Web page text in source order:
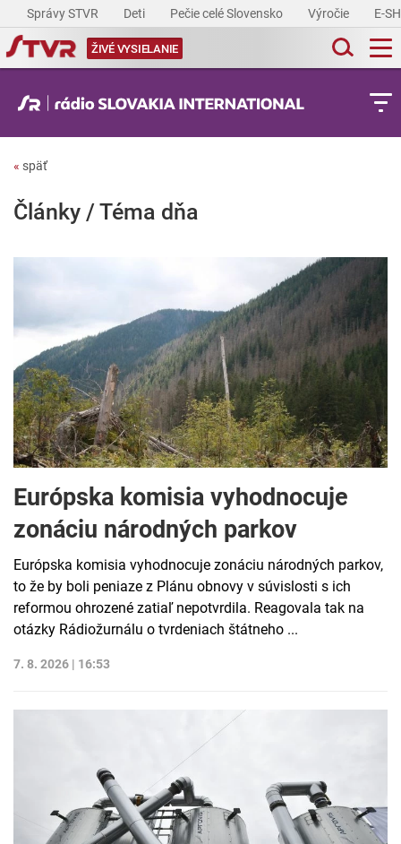
Správy STVR Deti Pečie celé Slovensko Výročie E-
ŽIVÉ VYSIELANIE
« späť
Články / Téma dňa
Európska komisia vyhodnocuje
zonáciu národných parkov
Európska komisia vyhodnocuje zonáciu národných parkov,
to že by boli peniaze z Plánu obnovy v súvislosti s ich
reformou ohrozené zatiaľ nepotvrdila. Reagovala tak na
otázky Rádiožurnálu o tvrdeniach štátneho ...
7. 8. 2026 | 16:53